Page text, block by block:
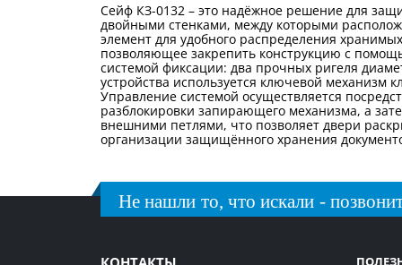
Сейф КЗ-0132 – это надёжное решение для
двойными стенками, между которыми
элемент для удобного распределения
позволяющее закрепить конструкцию с
системой фиксации: два прочных ригеля
устройства используется ключевой механизм
Управление системой осуществляется
разблокировки запирающего механизма, а
внешними петлями, что позволяет двери
организации защищённого хранения
Не нашли то, что искали -